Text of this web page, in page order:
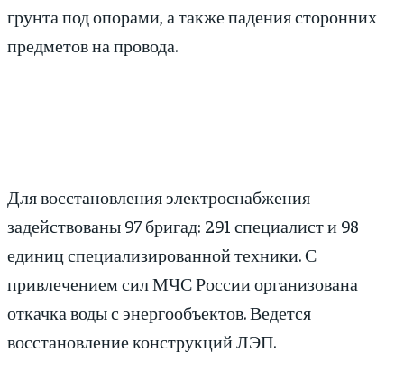
грунта под опорами, а также падения сторонних
предметов на провода.
Для восстановления электроснабжения
задействованы 97 бригад: 291 специалист и 98
единиц специализированной техники. С
привлечением сил МЧС России организована
откачка воды с энергообъектов. Ведется
восстановление конструкций ЛЭП.